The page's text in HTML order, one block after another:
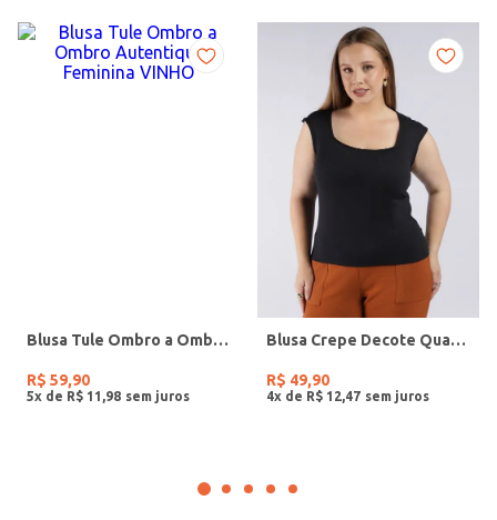
Blusa Tule Ombro a Ombro Autentique Feminina VINHO
R$ 59,90
5x de R$ 11 98
Blusa Crepe Decote Quadrado Plus Size Feminina PRETO
R$ 49,90
4x de R$ 12 47